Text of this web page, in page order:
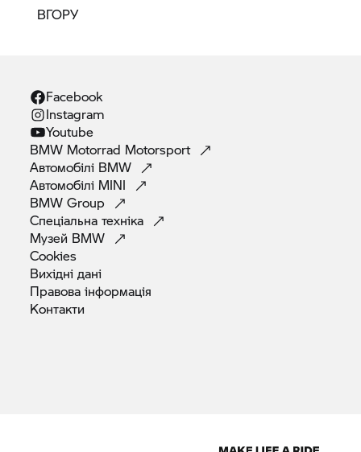
ВГОРУ
Facebook
Instagram
Youtube
BMW Motorrad Motorsport
Автомобілі BMW
Автомобілі MINI
BMWGroup
Спеціальнатехніка
Музей BMW
Cookies
Вихіднідані
Правоваінформація
Контакти